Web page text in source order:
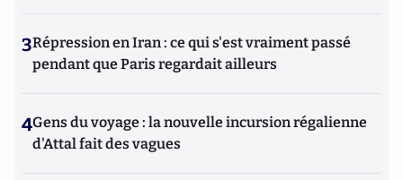
3Répression en Iran : ce qui s'est vraiment passé
pendant que Paris regardait ailleurs
4Gens du voyage : la nouvelle incursion régalienne
d'Attal fait des vagues